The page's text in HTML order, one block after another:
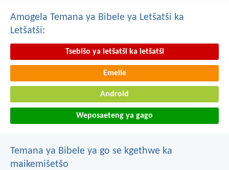
Amogela Temana ya Bibele ya Letšatši ka
Letšatši:
Tsebišo ya letšatši ka letšatši
Emeile
Android
Weposaeteng ya gago
Temana ya Bibele ya go se kgethwe ka
maikemišetšo